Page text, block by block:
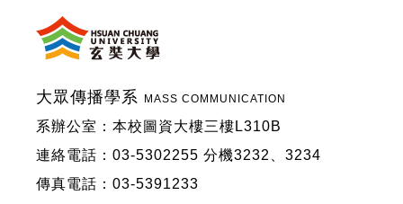
大眾傳播學系 MASS COMMUNICATION
系辦公室：本校圖資大樓三樓L310B
連絡電話：03-5302255 分機3232、3234
傳真電話：03-5391233